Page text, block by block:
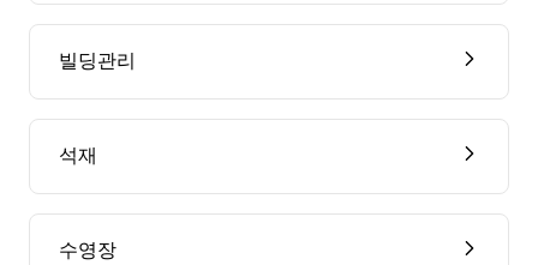
빌딩관리
석재
수영장